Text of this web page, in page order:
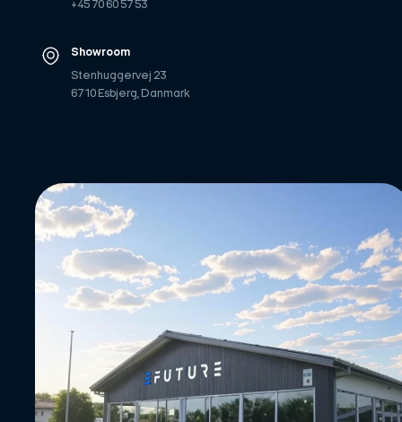
+45 70 60 57 53
Showroom
Stenhuggervej 23
6710 Esbjerg, Danmark